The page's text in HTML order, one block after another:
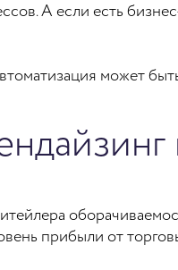
А если есть
может
прибыли от